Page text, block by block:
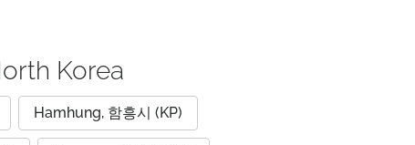
Korea
Hamhung, 함흥시 (KP)